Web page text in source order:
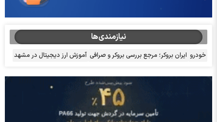
نیازمندی‌ها
خودرو ایران بروکر؛ مرجع بررسی بروکر و صرافی آموزش ارز دیجیتال در مشهد